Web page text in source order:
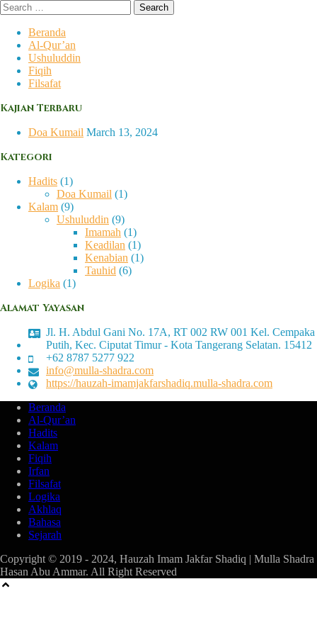
Skip
to
content
Search
for:
Beranda
Al-Qur’an
Ushuluddin
Fiqih
Filsafat
Kajian Terbaru
Doa Kumail March 13, 2024
Kategori
Hadits (1)
Doa Kumail (1)
Kalam (9)
Ushuluddin (9)
Imamah (1)
Keadilan (1)
Kenabian (1)
Tauhid (6)
Logika (1)
Alamat Yayasan
Jl. H. Abdul Gani No. 17A, RT 002 RW 001 Kel. Cempaka
Putih, Kec. Ciputat Timur - Kota Tangerang Selatan. 15412
+62 8787 5277 922
info@mulla-shadra.com
https://hauzah-imamjakfarshadiq.mulla-shadra.com
Beranda
Al-Qur’an
Hadits
Kalam
Fiqih
Irfan
Filsafat
Logika
Akhlaq
Bahasa
Sejarah
Copyright © 2019 - 2024, Hauzah Imam Jakfar Shadiq | Mulla Shadra
Hasan Abu Ammar. All Right Reserved